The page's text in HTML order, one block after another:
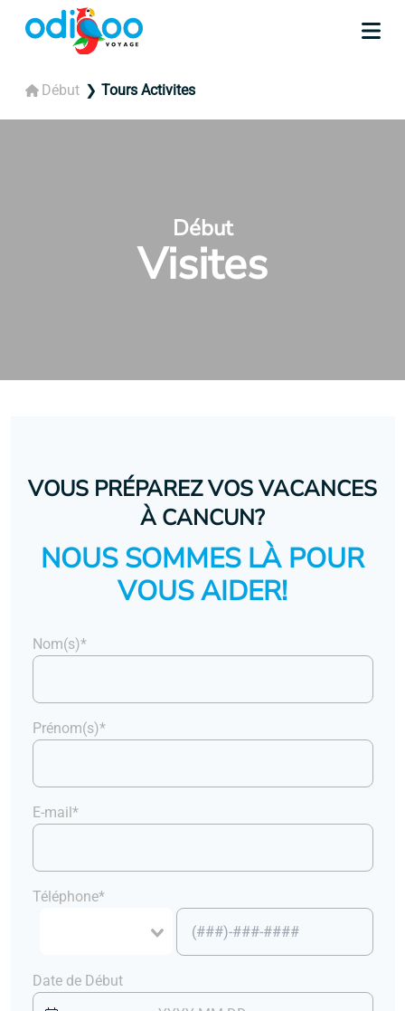
Début Tours Activites
Début
Visites
VOUS PRÉPAREZ VOS VACANCES
À CANCUN?
NOUS SOMMES LÀ POUR
VOUS AIDER!
Nom(s)*
Prénom(s)*
E-mail*
Téléphone*
Date de Début